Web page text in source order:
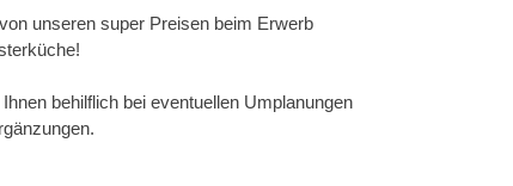
unseren super Preisen beim Erwerb
behilflich bei eventuellen Umplanungen